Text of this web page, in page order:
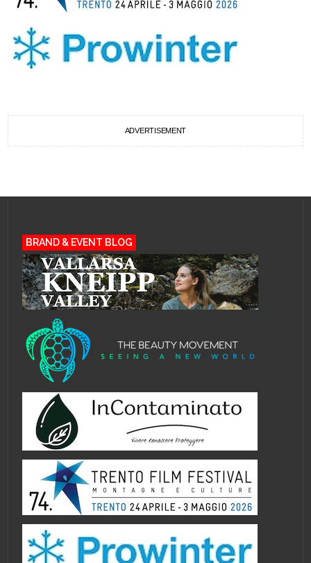
ADVERTISEMENT
BRAND & EVENT BLOG